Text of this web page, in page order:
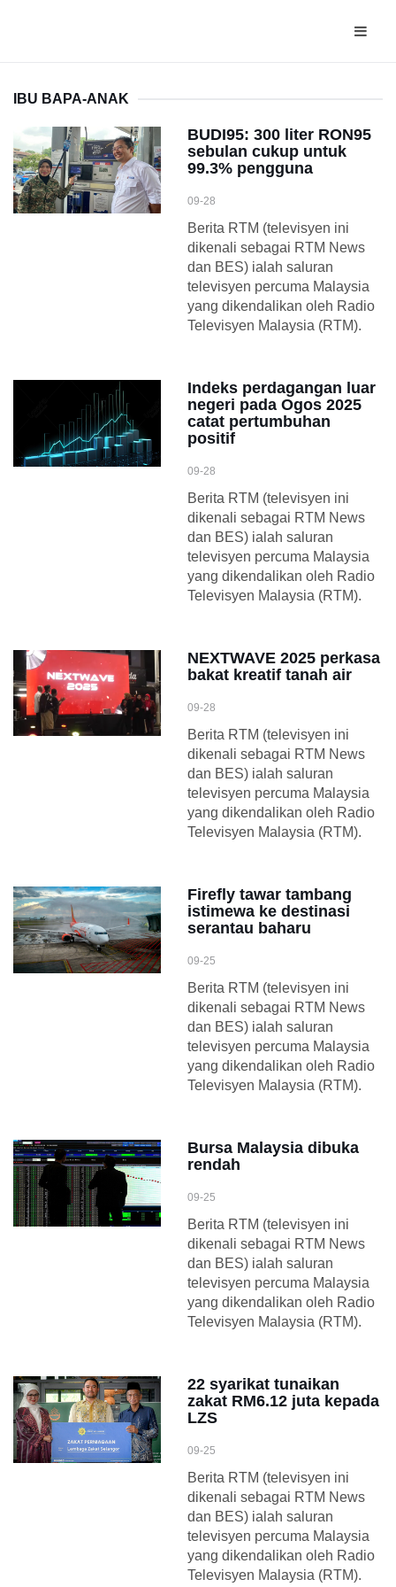
IBU BAPA-ANAK
BUDI95: 300 liter RON95
sebulan cukup untuk
99.3% pengguna
09-28
Berita RTM (televisyen ini
dikenali sebagai RTM News
dan BES) ialah saluran
televisyen percuma Malaysia
yang dikendalikan oleh Radio
Televisyen Malaysia (RTM).
Indeks perdagangan luar
negeri pada Ogos 2025
catat pertumbuhan
positif
09-28
Berita RTM (televisyen ini
dikenali sebagai RTM News
dan BES) ialah saluran
televisyen percuma Malaysia
yang dikendalikan oleh Radio
Televisyen Malaysia (RTM).
NEXTWAVE 2025 perkasa
bakat kreatif tanah air
09-28
Berita RTM (televisyen ini
dikenali sebagai RTM News
dan BES) ialah saluran
televisyen percuma Malaysia
yang dikendalikan oleh Radio
Televisyen Malaysia (RTM).
Firefly tawar tambang
istimewa ke destinasi
serantau baharu
09-25
Berita RTM (televisyen ini
dikenali sebagai RTM News
dan BES) ialah saluran
televisyen percuma Malaysia
yang dikendalikan oleh Radio
Televisyen Malaysia (RTM).
Bursa Malaysia dibuka
rendah
09-25
Berita RTM (televisyen ini
dikenali sebagai RTM News
dan BES) ialah saluran
televisyen percuma Malaysia
yang dikendalikan oleh Radio
Televisyen Malaysia (RTM).
22 syarikat tunaikan
zakat RM6.12 juta kepada
LZS
09-25
Berita RTM (televisyen ini
dikenali sebagai RTM News
dan BES) ialah saluran
televisyen percuma Malaysia
yang dikendalikan oleh Radio
Televisyen Malaysia (RTM).